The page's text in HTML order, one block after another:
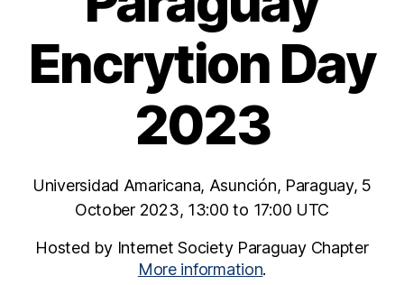
Encrytion Day
2023
Universidad Amaricana, Asunción, Paraguay, 5
October 2023, 13:00 to 17:00 UTC
Hosted by Internet Society Paraguay Chapter
More information.